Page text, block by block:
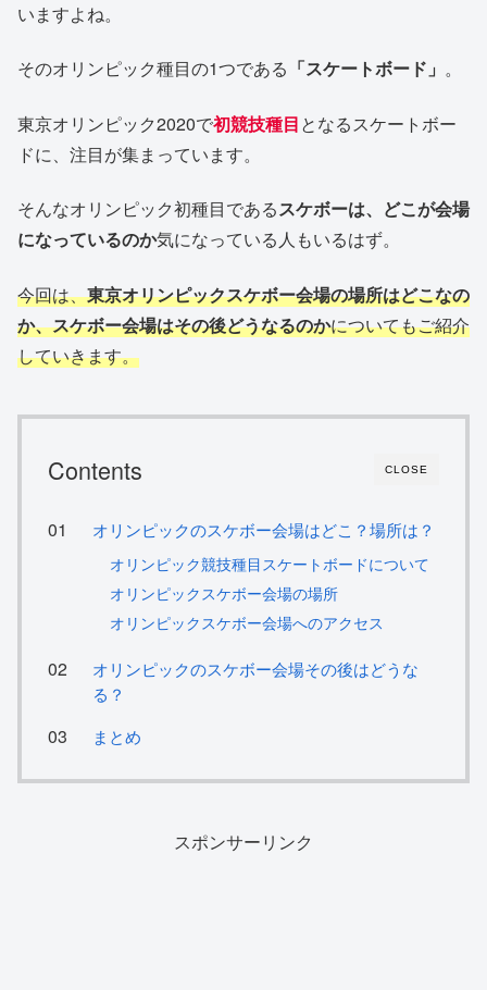
いますよね。
そのオリンピック種目の1つである 「スケートボード」 。
東京オリンピック2020で初競技種目となるスケートボー
ドに、注目が集まっています。
そんなオリンピック初種目であるスケボーは、どこが会場
になっているのか気になっている人もいるはず。
今回は、東京オリンピックスケボー会場の場所はどこなの
か、スケボー会場はその後どうなるのかについてもご紹介
していきます。
CLOSE
Contents
オリンピックのスケボー会場はどこ？場所は？
オリンピック競技種目スケートボードについて
オリンピックスケボー会場の場所
オリンピックスケボー会場へのアクセス
オリンピックのスケボー会場その後はどうな
る？
まとめ
スポンサーリンク